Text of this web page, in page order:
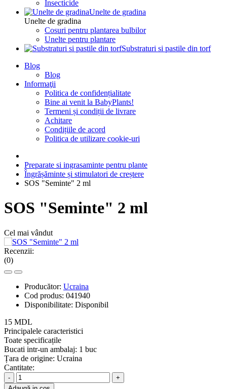
Insecticide
Unelte de gradina
Unelte de gradina
Cosuri pentru plantarea bulbilor
Unelte pentru plantare
Substraturi si pastile din torf
Blog
Blog
Informaţii
Politica de confidențialitate
Bine ai venit la BabyPlants!
Termeni și condiții de livrare
Achitare
Condițiile de acord
Politica de utilizare cookie-uri
Preparate si ingrasaminte pentru plante
Îngrășăminte și stimulatori de creștere
SOS "Seminte" 2 ml
SOS "Seminte" 2 ml
Cel mai vândut
Recenzii:
(0)
Producător: Ucraina
Cod produs: 041940
Disponibilitate: Disponibil
15 MDL
Principalele caracteristici
Toate specificațile
Bucati intr-un ambalaj: 1 buc
Țara de origine: Ucraina
Cantitate:
-
+